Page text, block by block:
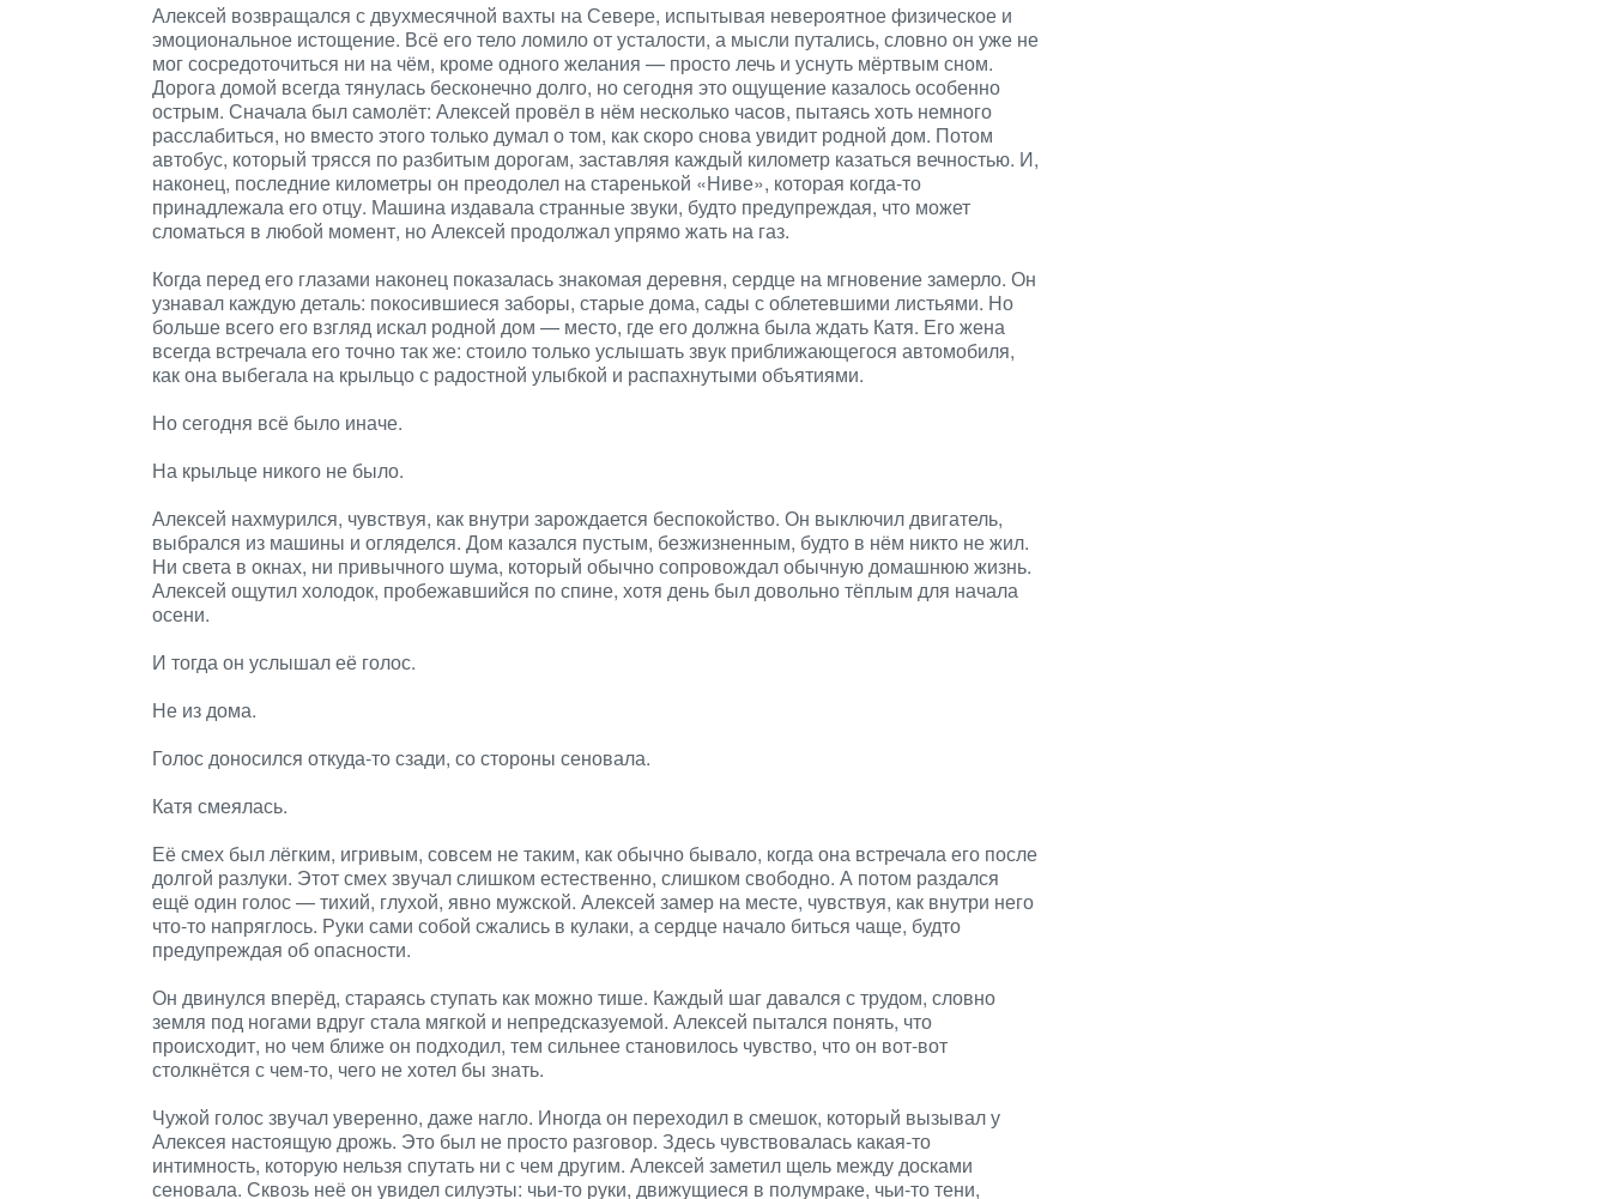
Алексей возвращался с двухмесячной вахты на Севере, испытывая невероятное физическое и
эмоциональное истощение. Всё его тело ломило от усталости, а мысли путались, словно он уже не
мог сосредоточиться ни на чём, кроме одного желания — просто лечь и уснуть мёртвым сном.
Дорога домой всегда тянулась бесконечно долго, но сегодня это ощущение казалось особенно
острым. Сначала был самолёт: Алексей провёл в нём несколько часов, пытаясь хоть немного
расслабиться, но вместо этого только думал о том, как скоро снова увидит родной дом. Потом
автобус, который трясся по разбитым дорогам, заставляя каждый километр казаться вечностью. И,
наконец, последние километры он преодолел на старенькой «Ниве», которая когда-то
принадлежала его отцу. Машина издавала странные звуки, будто предупреждая, что может
сломаться в любой момент, но Алексей продолжал упрямо жать на газ.
Когда перед его глазами наконец показалась знакомая деревня, сердце на мгновение замерло. Он
узнавал каждую деталь: покосившиеся заборы, старые дома, сады с облетевшими листьями. Но
больше всего его взгляд искал родной дом — место, где его должна была ждать Катя. Его жена
всегда встречала его точно так же: стоило только услышать звук приближающегося автомобиля,
как она выбегала на крыльцо с радостной улыбкой и распахнутыми объятиями.
Но сегодня всё было иначе.
На крыльце никого не было.
Алексей нахмурился, чувствуя, как внутри зарождается беспокойство. Он выключил двигатель,
выбрался из машины и огляделся. Дом казался пустым, безжизненным, будто в нём никто не жил.
Ни света в окнах, ни привычного шума, который обычно сопровождал обычную домашнюю жизнь.
Алексей ощутил холодок, пробежавшийся по спине, хотя день был довольно тёплым для начала
осени.
И тогда он услышал её голос.
Не из дома.
Голос доносился откуда-то сзади, со стороны сеновала.
Катя смеялась.
Её смех был лёгким, игривым, совсем не таким, как обычно бывало, когда она встречала его после
долгой разлуки. Этот смех звучал слишком естественно, слишком свободно. А потом раздался
ещё один голос — тихий, глухой, явно мужской. Алексей замер на месте, чувствуя, как внутри него
что-то напряглось. Руки сами собой сжались в кулаки, а сердце начало биться чаще, будто
предупреждая об опасности.
Он двинулся вперёд, стараясь ступать как можно тише. Каждый шаг давался с трудом, словно
земля под ногами вдруг стала мягкой и непредсказуемой. Алексей пытался понять, что
происходит, но чем ближе он подходил, тем сильнее становилось чувство, что он вот-вот
столкнётся с чем-то, чего не хотел бы знать.
Чужой голос звучал уверенно, даже нагло. Иногда он переходил в смешок, который вызывал у
Алексея настоящую дрожь. Это был не просто разговор. Здесь чувствовалась какая-то
интимность, которую нельзя спутать ни с чем другим. Алексей заметил щель между досками
сеновала. Сквозь неё он увидел силуэты: чьи-то руки, движущиеся в полумраке, чьи-то тени,